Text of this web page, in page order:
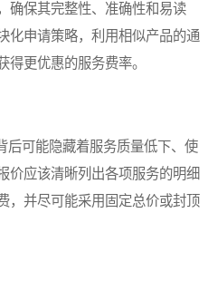
确保其完整性、准确性和易读
化申请策略，利用相似产品的通
更优惠的服务费率。
可能隐藏着服务质量低下、使
价应该清晰列出各项服务的明细
，并尽可能采用固定总价或封顶